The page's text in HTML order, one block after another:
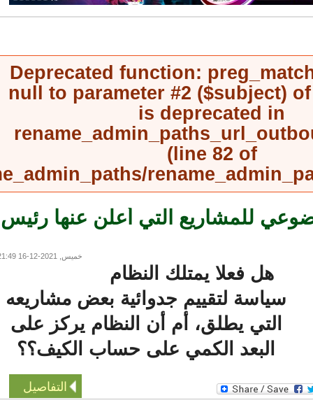
Deprecated function:
null to parameter #2 ($subject)
is deprecated in
(line82of
للمشاريع التي أعلن عنها رئيس
خميس, 2021-12-16 21:49
هل فعلا يمتلك النظام
سياسة لتقييم جدوائية بعض مشاريعه
التي يطلق، أم أن النظام يركز على
البعد الكمي على حساب الكيف؟؟
التفاصيل